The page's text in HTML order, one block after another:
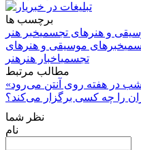
برچسب ها
و هنرهای تجسمیخبر هنر
خبرهای موسیقی و هنرهای
تجسمیاخبار هنر هنر
مطالب مرتبط
شب در هفته روی آنتن می‌رود
را چه کسی برگزار می‌کند؟
نظر شما
نام